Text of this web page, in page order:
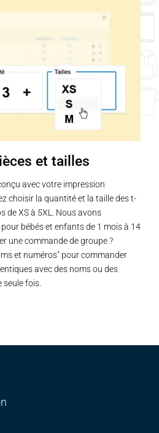
et tailles
avec votre impression
choisir la quantité et la taille des t-
de XS à 5XL. Nous avons
bébés et enfants de 1 mois à 14
une commande de groupe ?
et numéros" pour commander
avec des noms ou des
seule fois.